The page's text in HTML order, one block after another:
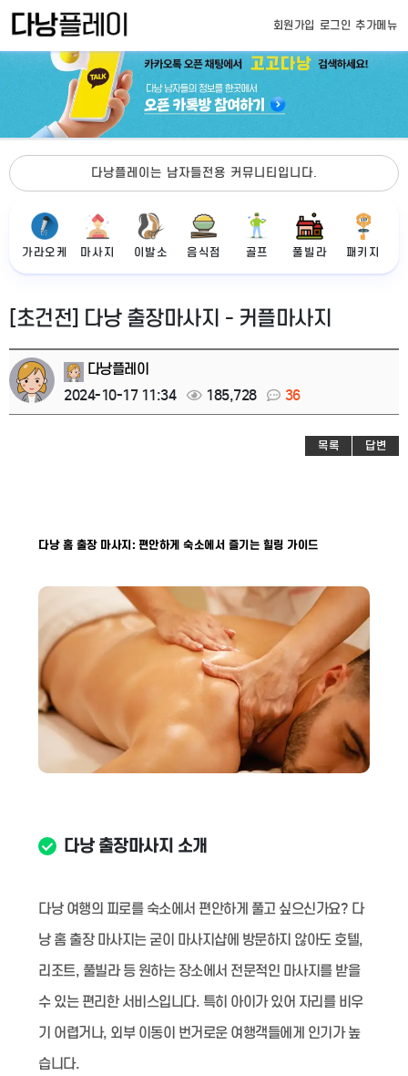
회원가입 로그인 추가메뉴
다낭플레이는 남자들전용 커뮤니티입니다.
가라오케 마사지 이발소 음식점 골프 풀빌라 패키지
[초건전] 다낭 출장마사지 - 커플마사지
다낭플레이
2024-10-17 11:34
185,728 36
목록 답변
다낭 홈 출장 마사지: 편안하게 숙소에서 즐기는 힐링 가이드
다낭 출장마사지 소개
다낭 여행의 피로를 숙소에서 편안하게 풀고 싶으신가요? 다
낭 홈 출장 마사지는 굳이 마사지샵에 방문하지 않아도 호텔,
리조트, 풀빌라 등 원하는 장소에서 전문적인 마사지를 받을
수 있는 편리한 서비스입니다. 특히 아이가 있어 자리를 비우
기 어렵거나, 외부 이동이 번거로운 여행객들에게 인기가 높
습니다.